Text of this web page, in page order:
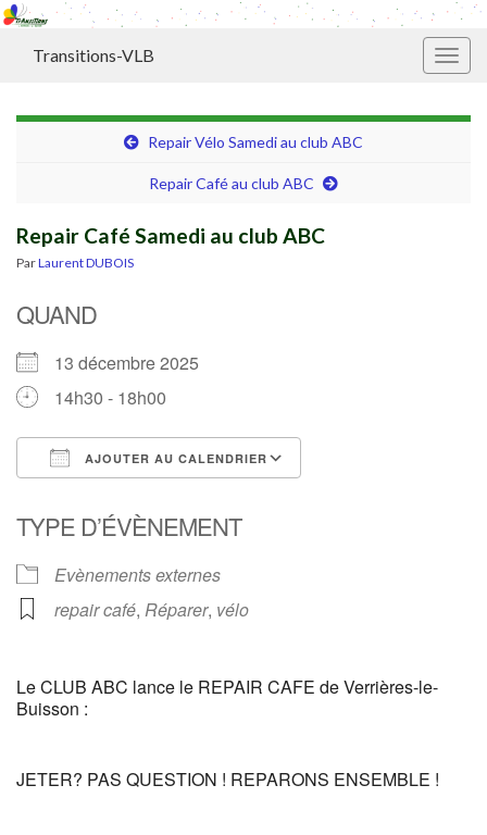
Transitions-VLB
Repair Vélo Samedi au club ABC
Repair Café au club ABC
Repair Café Samedi au club ABC
ParLaurent DUBOIS
QUAND
13 décembre 2025
14h30 - 18h00
AJOUTER AU CALENDRIER
TYPE D’ÉVÈNEMENT
Evènements externes
repair café, Réparer, vélo
Le CLUB ABC lance le REPAIR CAFE de Verrières-le-
Buisson :
JETER? PAS QUESTION ! REPARONS ENSEMBLE !